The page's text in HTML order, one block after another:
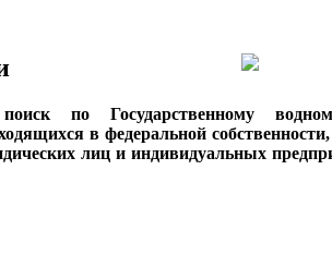
по Государственному
в федеральной собственности,
лиц и индивидуальных